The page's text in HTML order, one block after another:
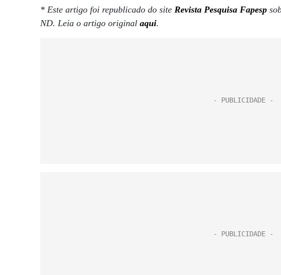
* Este artigo foi republicado do site Revista Pesquisa Fapesp
ND. Leia o artigo original aqui.